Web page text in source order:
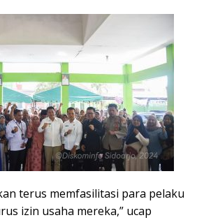
terus memfasilitasi para pelaku
izin usaha mereka,” ucap